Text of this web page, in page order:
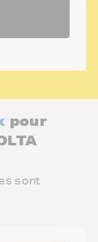
pour
sont